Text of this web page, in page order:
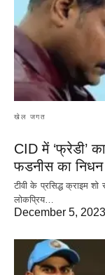
खेल जगत
CID में ‘फ्रेडी’
फडनीस का निधन
टीवी के प्रसिद्ध क्राइम
लोकप्रिय…
December 5, 2023